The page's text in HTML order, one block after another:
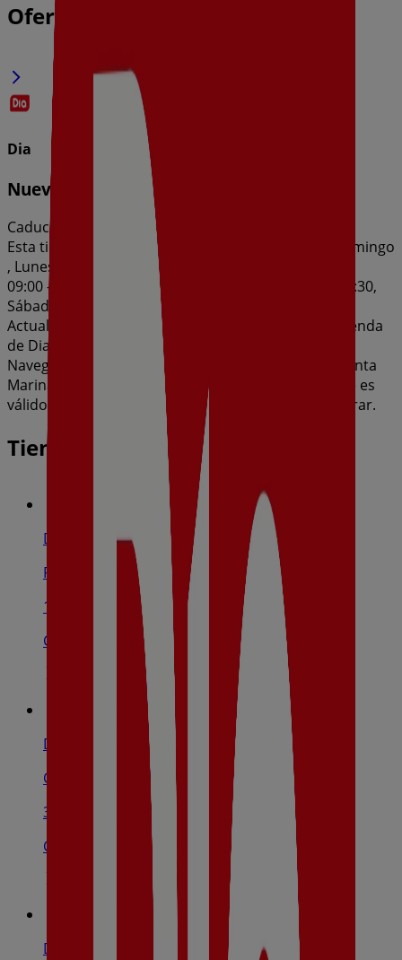
Ofertas de Dia en Badajoz
Dia
Nueva Calidad Dia del 05/08 al 11/08
Caduca el 11/8
Esta tienda de Dia tiene los siguientes horarios: Domingo
, Lunes 09:00 - 21:30, Martes 09:00 - 21:30, Miércoles
09:00 - 21:30, Jueves 09:00 - 21:30, Viernes 09:00 - 21:30,
Sábado 09:00 - 21:30
Actualmente hay 1 catálogos disponibles en esta tienda
de Dia.
Navega por el último catálogo de Dia en Avenida Santa
Marina, 33 Nueva Calidad Dia del 05/08 al 11/08 que es
válido del 5/8/2026 al 11/8/2026 y no pares de ahorrar.
Tiendas más cercanas
Dia
Paseo San Francisco, 4, Badajoz
129 m
Cerrado
Dia
Calle Fernando Sánchez Sampedro, 3, Badajoz
382 m
Cerrado
Dia